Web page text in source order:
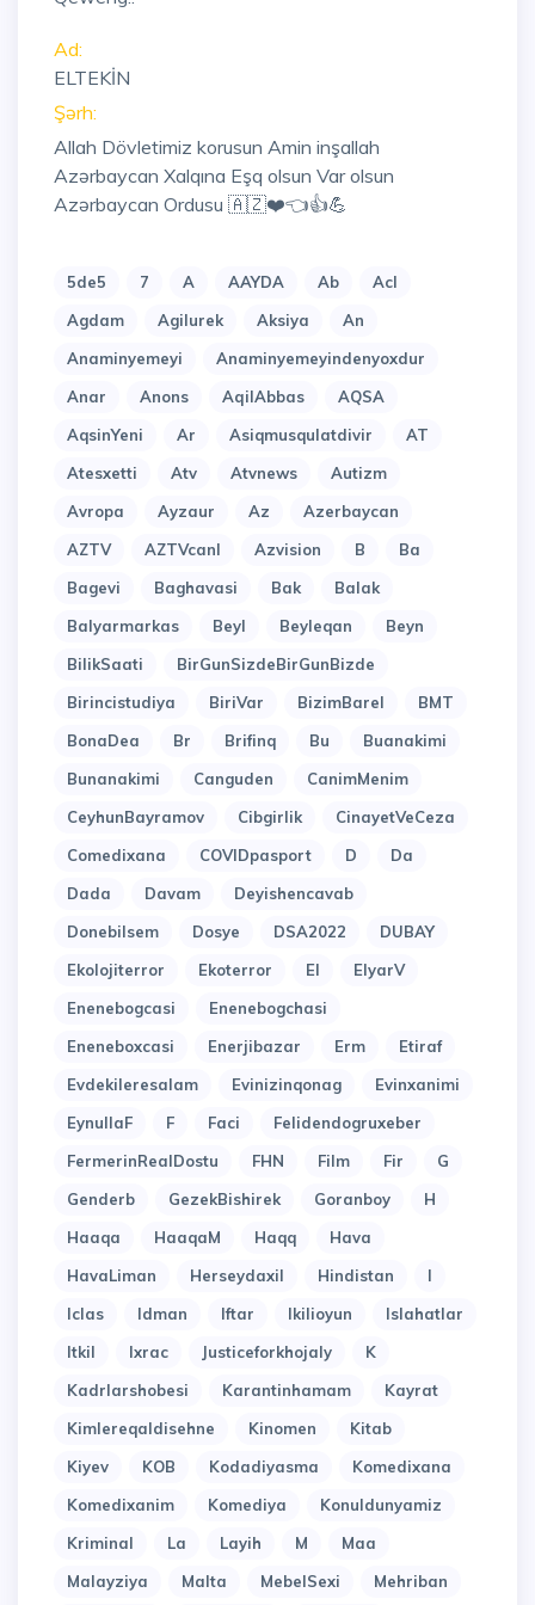
Ad:
ELTEKİN
Şərh:
Allah Dövletimiz korusun Amin inşallah
Azərbaycan Xalqına Eşq olsun Var olsun
Azərbaycan Ordusu 🇦🇿❤️👈👍💪
5de5 7 A AAYDA Ab
Acl
Agdam
Agilurek Aksiya
An
Anaminyemeyi
Anaminyemeyindenyoxdur
Anar
Anons AqilAbbas
AQSA
AqsinYeni
Ar Asiqmusqulatdivir
AT
Atesxetti
Atv Atvnews
Autizm
Avropa
Ayzaur Az
Azerbaycan
AZTV
AZTVcanl Azvision B
Ba
Bagevi
Baghavasi Bak
Balak
Balyarmarkas
Beyl Beyleqan
Beyn
BilikSaati
BirGunSizdeBirGunBizde
Birincistudiya
BiriVar BizimBarel
BMT
BonaDea
Br Brifinq Bu
Buanakimi
Bunanakimi
Canguden
CanimMenim
CeyhunBayramov
Cibgirlik
CinayetVeCeza
Comedixana
COVIDpasport D
Da
Dada
Davam
Deyishencavab
Donebilsem
Dosye DSA2022
DUBAY
Ekolojiterror
Ekoterror El
ElyarV
Enenebogcasi
Enenebogchasi
Eneneboxcasi
Enerjibazar Erm
Etiraf
Evdekileresalam
Evinizinqonag
Evinxanimi
EynullaF
F Faci
Felidendogruxeber
FermerinRealDostu
FHN Film Fir
G
Genderb
GezekBishirek Goranboy
H
Haaqa
HaaqaM Haqq
Hava
HavaLiman
Herseydaxil Hindistan
I
Iclas
Idman Iftar Ikilioyun
Islahatlar
Itkil
Ixrac Justiceforkhojaly
K
Kadrlarshobesi
Karantinhamam
Kayrat
Kimlereqaldisehne
Kinomen
Kitab
Kiyev
KOB Kodadiyasma
Komedixana
Komedixanim
Komediya
Konuldunyamiz
Kriminal
La Layih M
Maa
Malayziya
Malta MebelSexi Mehriban